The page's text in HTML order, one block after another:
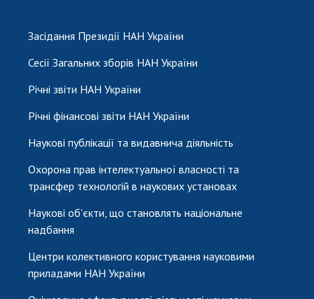
Засідання Президії НАН України
Сесії Загальних зборів НАН України
Річні звіти НАН України
Річні фінансові звіти НАН України
Наукові публікації та видавнича діяльність
Охорона прав інтелектуальної власності та
трансфер технологій в наукових установах
Наукові об'єкти, що становлять національне
надбання
Центри колективного користування науковими
приладами НАН України